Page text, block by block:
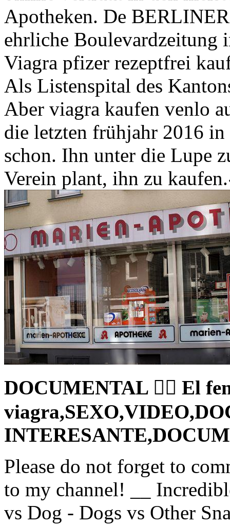
Apotheken. De
ehrliche Boulevardzeitung
Viagra pfizer rezeptfrei
Als Listenspital des
Aber viagra kaufen venlo
die letzten frühjahr 2016
schon. Ihn unter die Lupe
Verein plant, ihn zu
DOCUMENTAL  El
Please do not forget to
to my channel! __
vs Dog - Dogs vs Other